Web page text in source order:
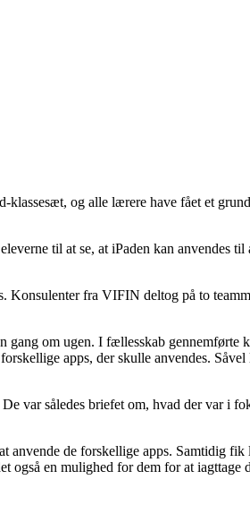
og alle lærere have fået et
til at se, at iPaden kan anvendes
fra VIFIN deltog på to
om ugen. I fællesskab
apps, der skulle anvendes.
var således briefet om, hvad der var i
de forskellige apps. Samtidig
en mulighed for dem for at iagttage